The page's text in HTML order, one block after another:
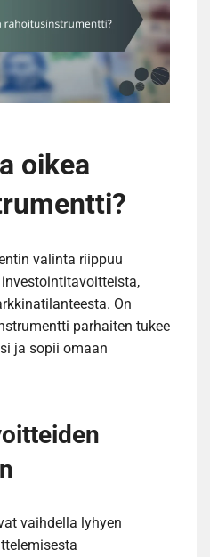
oikea
valinta riippuu
On
parhaiten tukee
ja sopii omaan
vaihdella lyhyen